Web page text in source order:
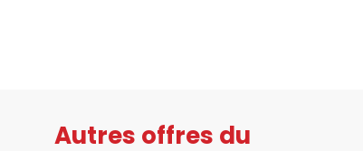
Autres offres du